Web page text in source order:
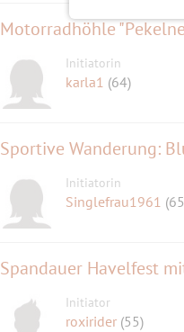
Motorradhöhle
Initiatorin
karla1 (64)
Sportive Wanderung:
Initiatorin
Singlefrau1961
Initiator
roxirider (55)